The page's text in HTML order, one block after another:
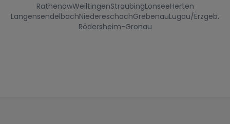
RathenowWeiltingenStraubingLonseeHerten
LangensendelbachNiedereschachGrebenauLugau/Erzgeb.
Rödersheim-Gronau